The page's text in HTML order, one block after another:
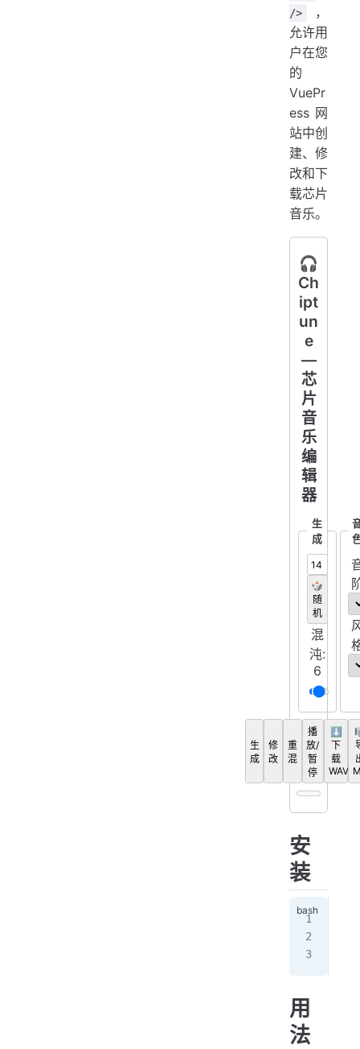
/>
，
允许用
户在您
的
VuePr
ess 网
站中创
建、修
改和下
载芯片
音乐。
🎧
Ch
ipt
un
e
—
芯
片
音
乐
编
辑
器
生
成
🎲
随
机
混
沌:
6
生
成
修
改
重
混
播
放/
暂
停
⬇️
下
载
WAV
安
装
用
法